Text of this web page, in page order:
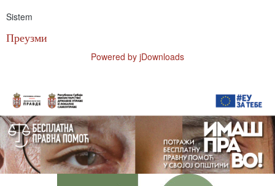
Sistem
Преузми
Powered by jDownloads